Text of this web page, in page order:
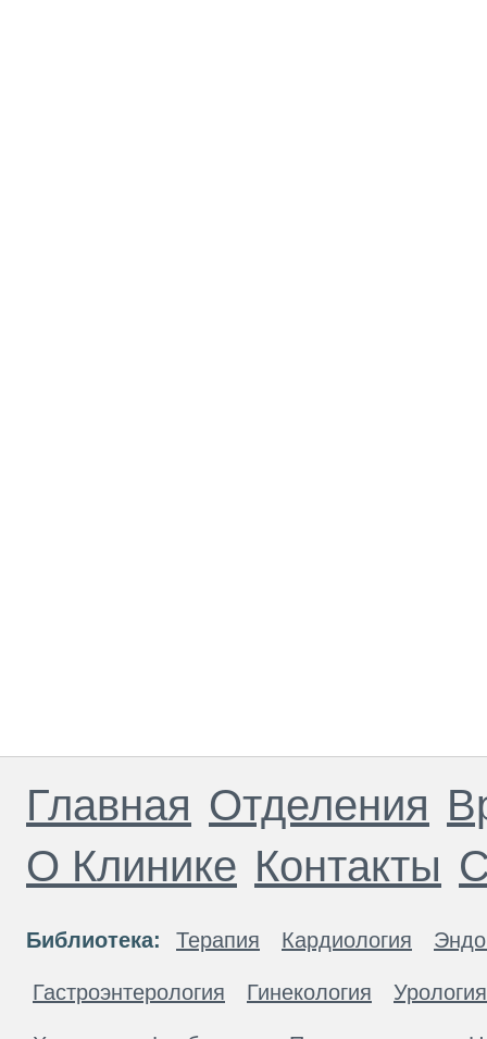
Главная Отделения
О Клинике Контакты
Библиотека: Терапия Кардиология
Гастроэнтерология Гинекология Урология